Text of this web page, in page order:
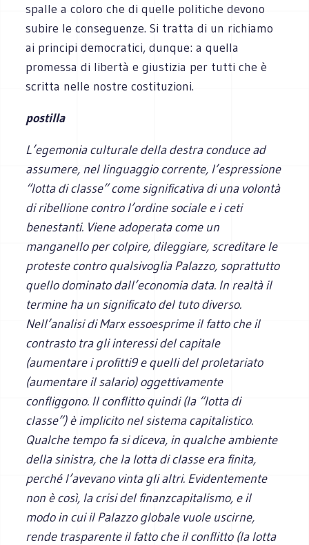
spalle a coloro che di quelle politiche devono
subire le conseguenze. Si tratta di un richiamo
ai principi democratici, dunque: a quella
promessa di libertà e giustizia per tutti che è
scritta nelle nostre costituzioni.
postilla
L’egemonia culturale della destra conduce ad
assumere, nel linguaggio corrente, l’espressione
“lotta di classe” come significativa di una volontà
di ribellione contro l’ordine sociale e i ceti
benestanti. Viene adoperata come un
manganello per colpire, dileggiare, screditare le
proteste contro qualsivoglia Palazzo, soprattutto
quello dominato dall’economia data. In realtà il
termine ha un significato del tuto diverso.
Nell’analisi di Marx essoesprime il fatto che il
contrasto tra gli interessi del capitale
(aumentare i profitti9 e quelli del proletariato
(aumentare il salario) oggettivamente
confliggono. Il conflitto quindi (la “lotta di
classe”) è implicito nel sistema capitalistico.
Qualche tempo fa si diceva, in qualche ambiente
della sinistra, che la lotta di classe era finita,
perché l’avevano vinta gli altri. Evidentemente
non è così, la crisi del finanzcapitalismo, e il
modo in cui il Palazzo globale vuole uscirne,
rende trasparente il fatto che il conflitto (la lotta